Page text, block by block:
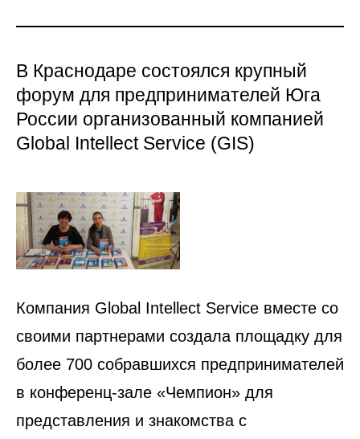
В Краснодаре состоялся крупный
форум для предпринимателей Юга
России организованный компанией
Global Intellect Service (GIS)
Компания Global Intellect Service вместе со
своими партнерами создала площадку для
более 700 собравшихся предпринимателей
в конференц-зале «Чемпион» для
представления и знакомства с